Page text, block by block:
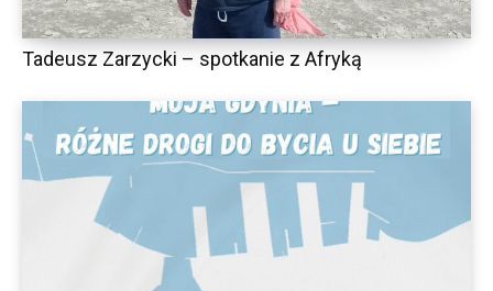
Tadeusz Zarzycki – spotkanie z Afryką